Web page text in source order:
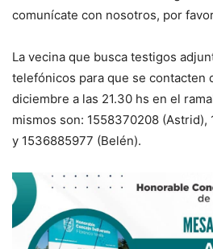
comunícate con nosotros, por
La vecina que busca testigos
telefónicos para que se contacten
diciembre a las 21.30 hs en el
mismos son: 1558370208 (Astrid),
y 1536885977 (Belén).